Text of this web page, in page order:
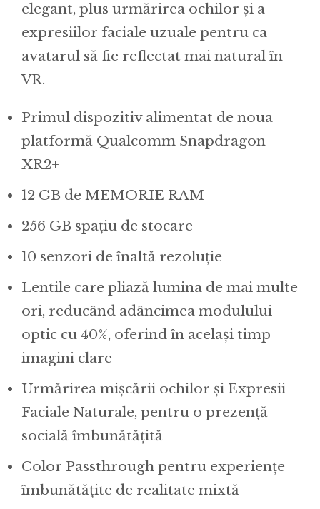
elegant, plus urmărirea ochilor și a
expresiilor faciale uzuale pentru ca
avatarul să fie reflectat mai natural în
VR.
Primul dispozitiv alimentat de noua
platformă Qualcomm Snapdragon
XR2+
12 GB de MEMORIE RAM
256 GB spațiu de stocare
10 senzori de înaltă rezoluție
Lentile care pliază lumina de mai multe
ori, reducând adâncimea modulului
optic cu 40%, oferind în același timp
imagini clare
Urmărirea mișcării ochilor și Expresii
Faciale Naturale, pentru o prezență
socială îmbunătățită
Color Passthrough pentru experiențe
îmbunătățite de realitate mixtă